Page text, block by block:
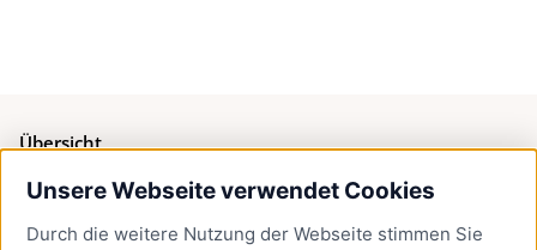
Unsere Webseite verwendet Cookies
Durch die weitere Nutzung der Webseite stimmen Sie
Übersicht
Bürgerservice
Presse